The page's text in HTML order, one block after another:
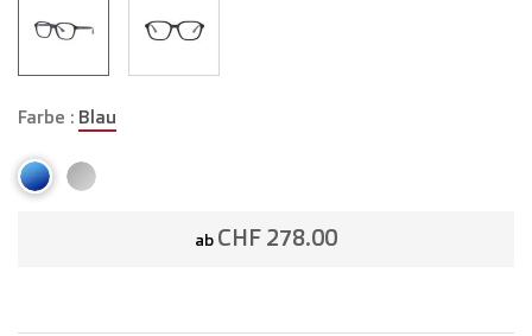
Farbe : Blau
ab CHF 278.00